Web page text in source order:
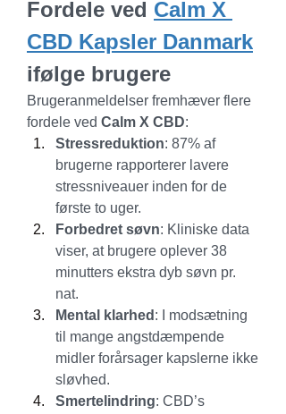
Fordele ved Calm X
CBD Kapsler Danmark
ifølge brugere
Brugeranmeldelser fremhæver flere
fordele ved Calm X CBD:
Stressreduktion: 87% af
brugerne rapporterer lavere
stressniveauer inden for de
første to uger.
Forbedret søvn: Kliniske data
viser, at brugere oplever 38
minutters ekstra dyb søvn pr.
nat.
Mental klarhed : I modsætning
til mange angstdæmpende
midler forårsager kapslerne ikke
sløvhed.
Smertelindring: CBD’s